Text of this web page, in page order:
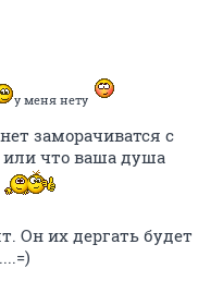
у меня нету
заморачиватся с
или что ваша душа
Он их дергать будет